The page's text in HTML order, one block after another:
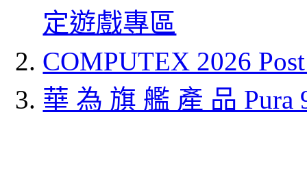
定遊戲專區
COMPUTEX 2026
華 為 旗 艦 產 品 Pura